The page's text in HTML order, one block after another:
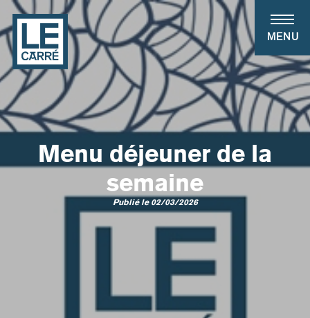
Panneau de gestion des cookies
MENU
Menu déjeuner de la
semaine